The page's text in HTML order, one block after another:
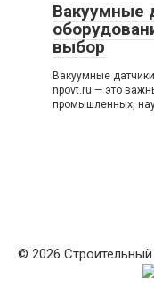
Вакуумные
выбор
Вакуумные
npovt.ru — это
промышленных,
© 2026 Строительный